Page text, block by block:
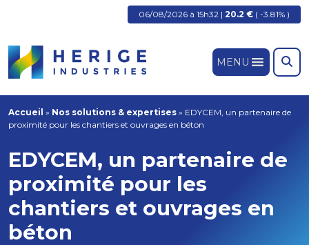
06/08/2026 à 15h32 | 20.2 € ( -3.81% )
MENU
Accueil » Nos solutions & expertises » EDYCEM, un partenaire de
proximité pour les chantiers et ouvrages en béton
EDYCEM, un partenaire de
proximité pour les
chantiers et ouvrages en
béton